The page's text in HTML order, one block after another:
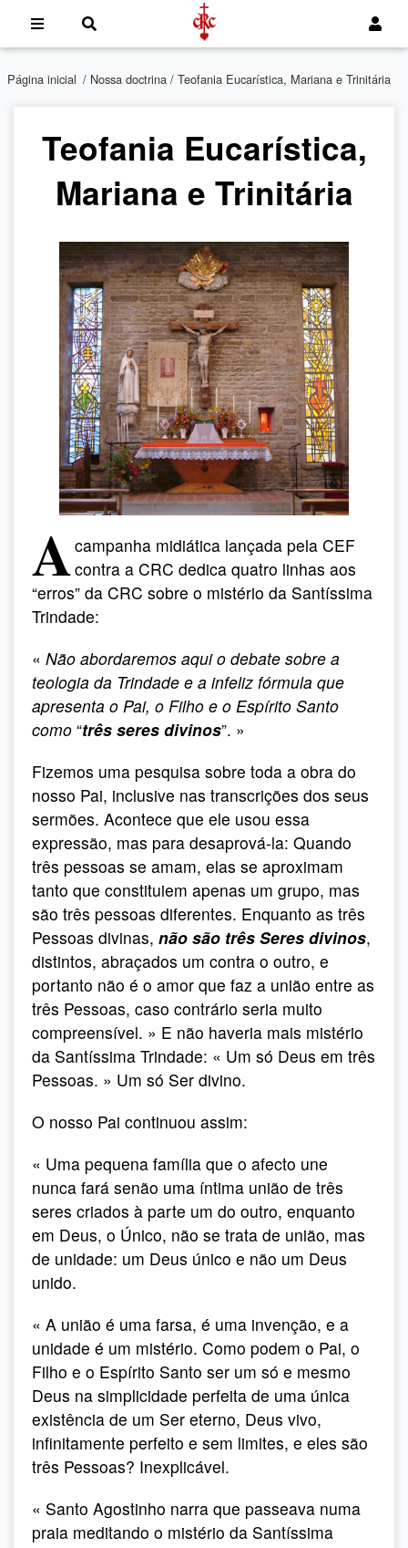
Página inicial / Nossa doctrina / Teofania Eucarística, Mariana e Trinitária
Teofania Eucarística,
Mariana e Trinitária
Acampanha midiática lançada pela CEF
contra a CRC dedica quatro linhas aos
“erros” da CRC sobre o mistério da Santíssima
Trindade:
« Não abordaremos aqui o debate sobre a
teologia da Trindade e a infeliz fórmula que
apresenta o Pai, o Filho e o Espírito Santo
como “três seres divinos”. »
Fizemos uma pesquisa sobre toda a obra do
nosso Pai, inclusive nas transcrições dos seus
sermões. Acontece que ele usou essa
expressão, mas para desaprová-la: Quando
três pessoas se amam, elas se aproximam
tanto que constituiem apenas um grupo, mas
são três pessoas diferentes. Enquanto as três
Pessoas divinas, não são três Seres divinos,
distintos, abraçados um contra o outro, e
portanto não é o amor que faz a união entre as
três Pessoas, caso contrário seria muito
compreensível. » E não haveria mais mistério
da Santíssima Trindade: « Um só Deus em três
Pessoas. » Um só Ser divino.
O nosso Pai continuou assim:
« Uma pequena família que o afecto une
nunca fará senão uma íntima união de três
seres criados à parte um do outro, enquanto
em Deus, o Único, não se trata de união, mas
de unidade: um Deus único e não um Deus
unido.
« A união é uma farsa, é uma invenção, e a
unidade é um mistério. Como podem o Pai, o
Filho e o Espírito Santo ser um só e mesmo
Deus na simplicidade perfeita de uma única
existência de um Ser eterno, Deus vivo,
infinitamente perfeito e sem limites, e eles são
três Pessoas? Inexplicável.
« Santo Agostinho narra que passeava numa
praia meditando o mistério da Santíssima